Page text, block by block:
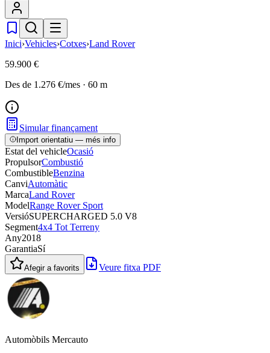
Inici›Vehicles›Cotxes›Land Rover
59.900 €
Des de 1.276 €/mes · 60 m
Simular finançament
Import orientatiu — més info
Estat del vehicleOcasió
PropulsorCombustió
CombustibleBenzina
CanviAutomàtic
MarcaLand Rover
ModelRange Rover Sport
VersióSUPERCHARGED 5.0 V8
Segment4x4 Tot Terreny
Any2018
GarantiaSí
Afegir a favorits Veure fitxa PDF
Automòbils Mercauto